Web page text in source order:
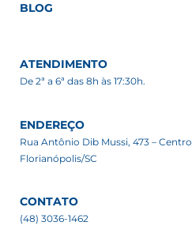
BLOG
ATENDIMENTO
De 2ª a 6ª das 8h às 17:30h.
ENDEREÇO
Rua Antônio Dib Mussi, 473 – Centro
Florianópolis/SC
CONTATO
(48) 3036-1462